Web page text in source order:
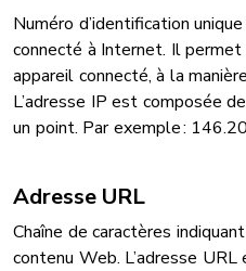
Numéro d’identification
connecté à Internet. Il
appareil connecté, à la
L’adresse IP est composée
un point. Par exemple :
Adresse URL
Chaîne de caractères
contenu Web. L’adresse